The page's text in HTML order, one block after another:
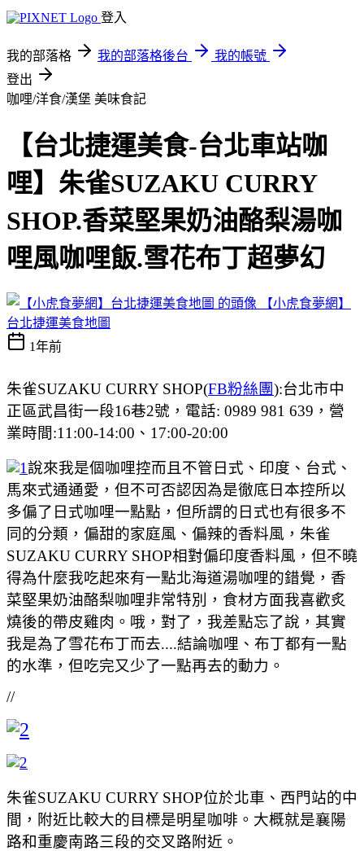
登入
我的部落格 我的部落格後台
我的帳號
登出
咖哩/洋食/漢堡 美味食記
【台北捷運美食-台北車站咖
哩】朱雀SUZAKU CURRY
SHOP.香菜堅果奶油酪梨湯咖
哩風咖哩飯.雪花布丁超夢幻
【小虎食夢網】
台北捷運美食地圖
1年前
朱雀SUZAKU CURRY SHOP(FB粉絲團):台北市中
正區武昌街一段16巷2號，電話: 0989 981 639，營
業時間:11:00-14:00、17:00-20:00
說來我是個咖哩控而且不管日式、印度、台式、
馬來式通通愛，但不可否認因為是徹底日本控所以
多偏了日式咖哩一點點，但所謂的日式也有很多不
同的分類，偏甜的家庭風、偏辣的香料風，朱雀
SUZAKU CURRY SHOP相對偏印度香料風，但不曉
得為什麼我吃起來有一點北海道湯咖哩的錯覺，香
菜堅果奶油酪梨咖哩非常特別，食材方面我喜歡炙
燒後的帶皮雞肉。哦，對了，我差點忘了說，其實
我是為了雪花布丁而去....結論咖哩、布丁都有一點
的水準，但吃完又少了一點再去的動力。
//
朱雀SUZAKU CURRY SHOP位於北車、西門站的中
間，附近比較大的目標是明星咖啡。大概就是襄陽
路和重慶南路三段的交叉路附近。